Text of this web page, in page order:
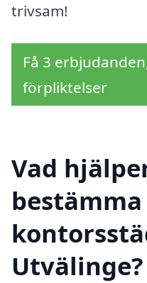
trivsam!
Få 3
förpliktelser
Vad
Utvälinge?